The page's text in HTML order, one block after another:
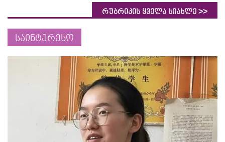
რუბრიკის ყველა სიახლე >>
საინტერესო